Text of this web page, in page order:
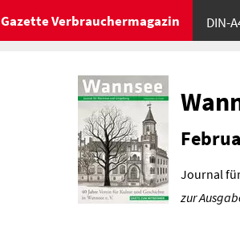
Gazette Verbrauchermagazin DIN-
Journal
zur